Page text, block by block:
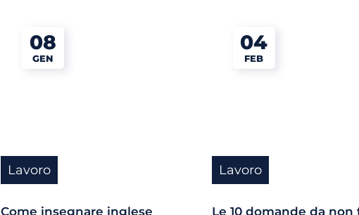
08
GEN
Lavoro
Come insegnare inglese
04
FEB
Lavoro
Le 10 domande da non